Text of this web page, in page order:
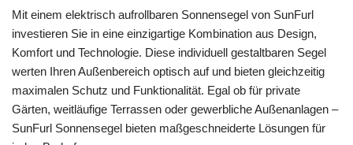
Mit einem elektrisch aufrollbaren Sonnensegel von SunFurl
investieren Sie in eine einzigartige Kombination aus Design,
Komfort und Technologie. Diese individuell gestaltbaren Segel
werten Ihren Außenbereich optisch auf und bieten gleichzeitig
maximalen Schutz und Funktionalität. Egal ob für private
Gärten, weitläufige Terrassen oder gewerbliche Außenanlagen –
SunFurl Sonnensegel bieten maßgeschneiderte Lösungen für